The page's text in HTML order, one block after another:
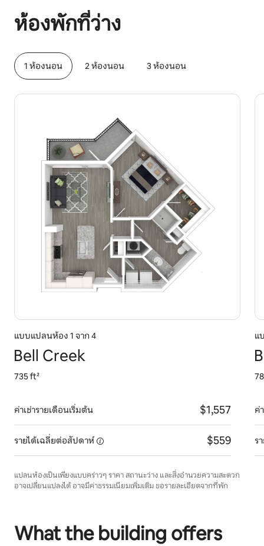
ห้องพักที่ว่าง
1 ห้องนอน 2 ห้องนอน 3 ห้องนอน
แบบแปลนห้อง 1 จาก 4
Bell Creek
735 ft²
ค่าเช่ารายเดือนเริ่มต้น $1,557
รายได้เฉลี่ยต่อสัปดาห์ $559
แ
ค่
ร
แปลนห้องเป็นเพียงแบบคร่าวๆ ราคา สถานะว่าง และสิ่งอำนวยความสะดวก
อาจเปลี่ยนแปลงได้ อาจมีค่าธรรมเนียมเพิ่มเติม ขอรายละเอียดจากที่พัก
What the building offers